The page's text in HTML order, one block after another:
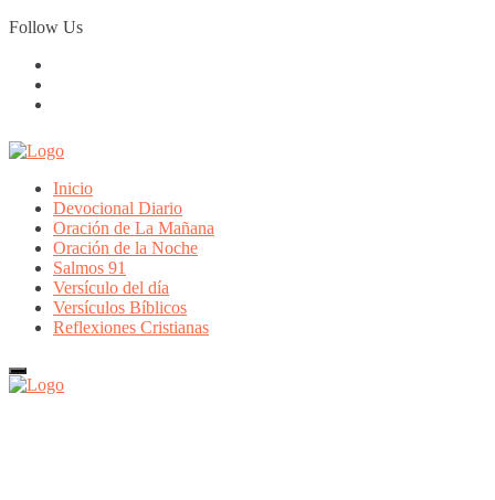
Skip
to
Follow Us
Inicio
Devocional Diario
Oración de La Mañana
Oración de la Noche
Salmos 91
Versículo del día
Versículos Bíblicos
Reflexiones Cristianas